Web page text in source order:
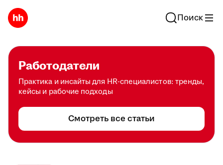
Поиск
Работодатели
Практика и инсайты для HR-специалистов: тренды,
кейсы и рабочие подходы
Смотреть все статьи